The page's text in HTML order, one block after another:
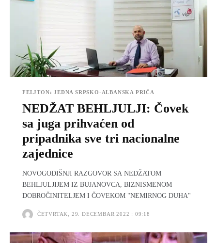
FELJTON: JEDNA SRPSKO-ALBANSKA PRIČA
NEDŽAT BEHLJULJI: Čovek
sa juga prihvaćen od
pripadnika sve tri nacionalne
zajednice
NOVOGODIŠNJI RAZGOVOR SA NEDŽATOM
BEHLJULJIJEM IZ BUJANOVCA, BIZNISMENOM
DOBROČINITELJEM I ČOVEKOM "NEMIRNOG DUHA"
ČETVRTAK, 29. DECEMBAR 2022 : 09:18